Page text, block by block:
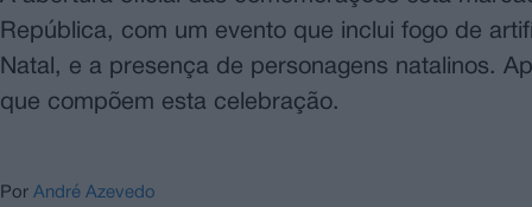
República, com um evento que inclui fogo de
Natal, e a presença de personagens natalinos.
que compõem esta celebração.
Por André Azevedo